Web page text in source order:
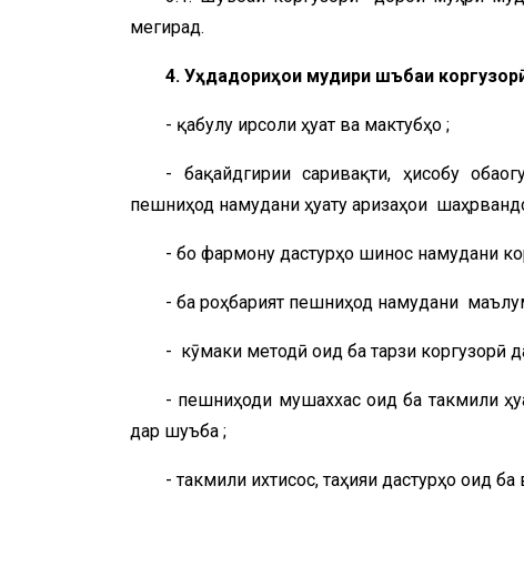
мегирад.
4. Уҳдадориҳои мудири шӯъбаи
- қабулу ирсоли ҳуҷҷат ва мактубҳо ;
- бақайдгирии саривақти, ҳисобу
пешниҳод намудани ҳуҷҷату аризаҳои
- бо фармону дастурҳо шинос намудани
- ба роҳбарият пешниҳод намудани
- кӯмаки методӣ оид ба тарзи коргузорӣ
- пешниҳоди мушаххас оид ба такмили
дар шуъба ;
- такмили ихтисос, таҳияи дастурҳо оид